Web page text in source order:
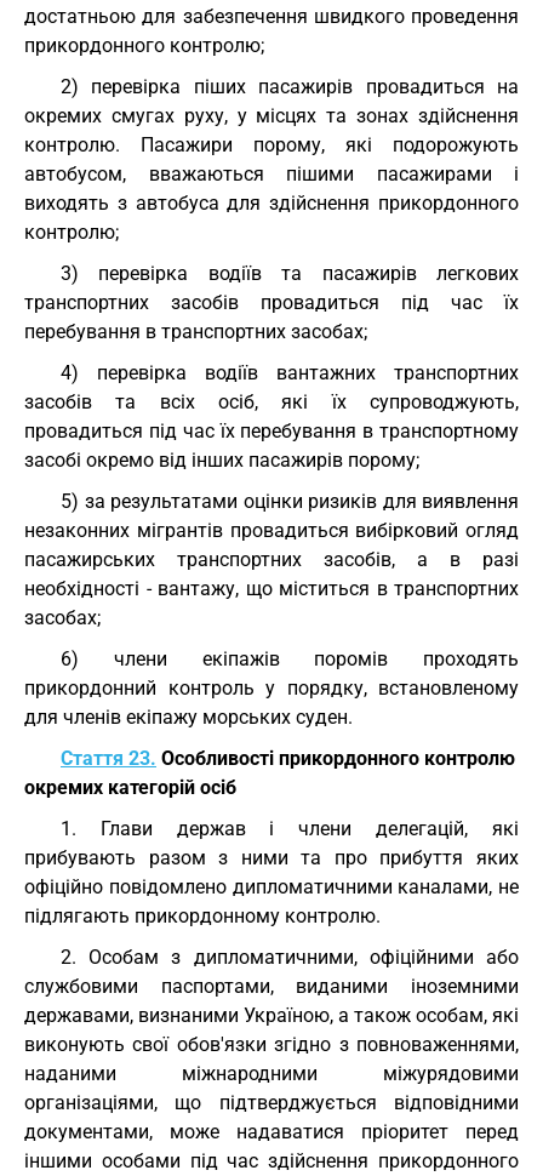
достатньою для забезпечення швидкого проведення
прикордонного контролю;
2) перевірка піших пасажирів провадиться на
окремих смугах руху, у місцях та зонах здійснення
контролю. Пасажири порому, які подорожують
автобусом, вважаються пішими пасажирами і
виходять з автобуса для здійснення прикордонного
контролю;
3) перевірка водіїв та пасажирів легкових
транспортних засобів провадиться під час їх
перебування в транспортних засобах;
4) перевірка водіїв вантажних транспортних
засобів та всіх осіб, які їх супроводжують,
провадиться під час їх перебування в транспортному
засобі окремо від інших пасажирів порому;
5) за результатами оцінки ризиків для виявлення
незаконних мігрантів провадиться вибірковий огляд
пасажирських транспортних засобів, а в разі
необхідності - вантажу, що міститься в транспортних
засобах;
6) члени екіпажів поромів проходять
прикордонний контроль у порядку, встановленому
для членів екіпажу морських суден.
Стаття 23. Особливості прикордонного контролю
окремих категорій осіб
1. Глави держав і члени делегацій, які
прибувають разом з ними та про прибуття яких
офіційно повідомлено дипломатичними каналами, не
підлягають прикордонному контролю.
2. Особам з дипломатичними, офіційними або
службовими паспортами, виданими іноземними
державами, визнаними Україною, а також особам, які
виконують свої обов'язки згідно з повноваженнями,
наданими міжнародними міжурядовими
організаціями, що підтверджується відповідними
документами, може надаватися пріоритет перед
іншими особами під час здійснення прикордонного